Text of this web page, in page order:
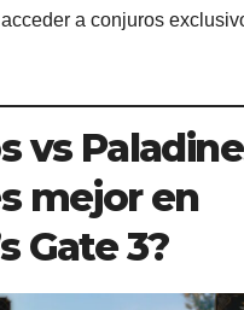
a conjuros
vs
mejor en
Gate 3?